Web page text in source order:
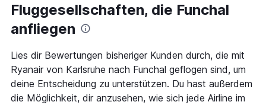
Fluggesellschaften, die Funchal
anfliegen
Lies dir Bewertungen bisheriger Kunden durch, die mit
Ryanair von Karlsruhe nach Funchal geflogen sind, um
deine Entscheidung zu unterstützen. Du hast außerdem
die Möglichkeit, dir anzusehen, wie sich jede Airline im